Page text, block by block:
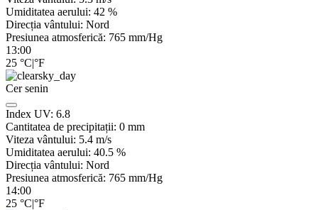
Umiditatea aerului: 42 %
Direcția vântului: Nord
Presiunea atmosferică: 765 mm/Hg
13:00
25 °C|°F
Cer senin
Index UV: 6.8
Cantitatea de precipitații: 0 mm
Viteza vântului: 5.4 m/s
Umiditatea aerului: 40.5 %
Direcția vântului: Nord
Presiunea atmosferică: 765 mm/Hg
14:00
25 °C|°F